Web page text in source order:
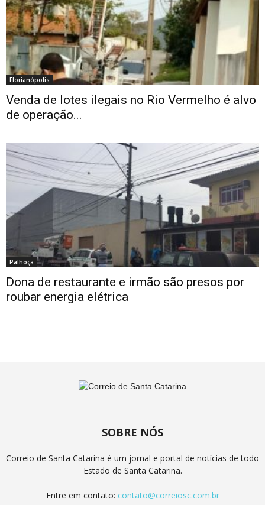
Florianópolis
Venda de lotes ilegais no Rio Vermelho é alvo
de operação...
Palhoça
Dona de restaurante e irmão são presos por
roubar energia elétrica
SOBRE NÓS
Correio de Santa Catarina é um jornal e portal de notícias de todo
Estado de Santa Catarina.
Entre em contato: contato@correiosc.com.br